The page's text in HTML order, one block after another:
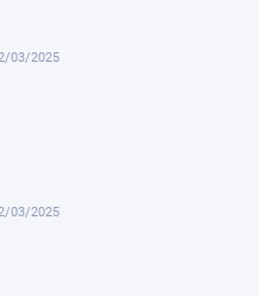
03/2025
03/2025